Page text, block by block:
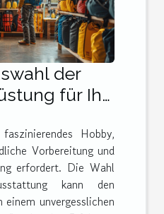
der
für Ihr
Hobby,
Vorbereitung und
erfordert. Die Wahl
kann den
unvergesslichen